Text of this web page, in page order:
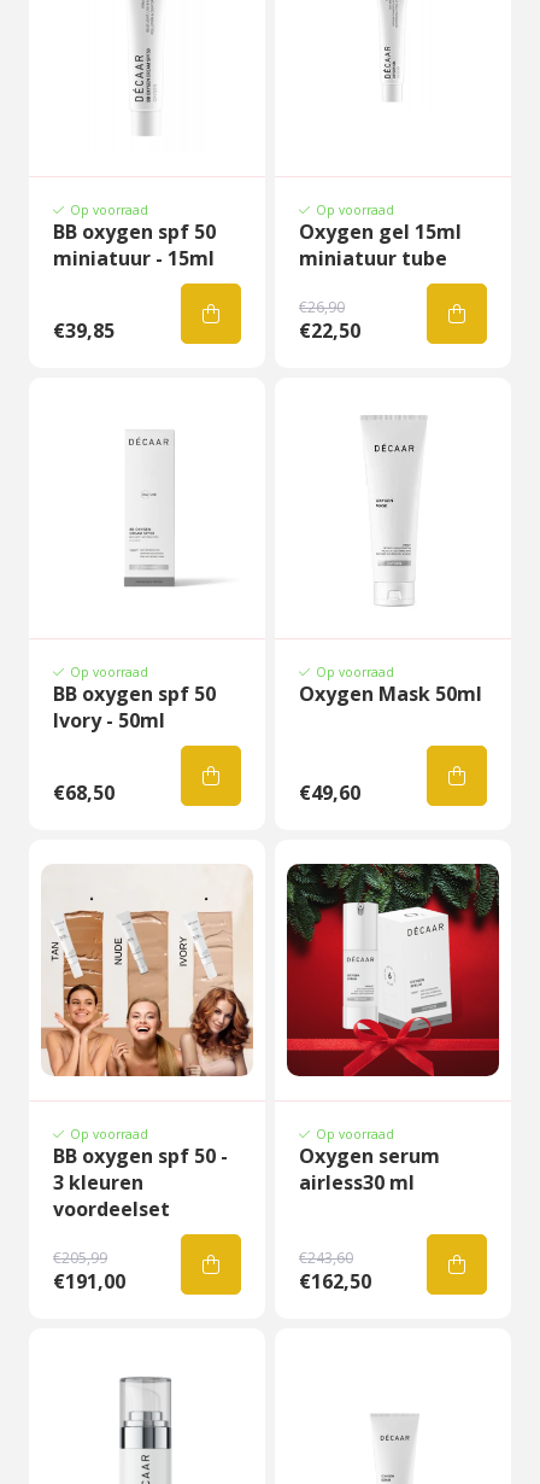
Op voorraad
BB oxygen spf 50
miniatuur - 15ml
€39,85
Op voorraad
Oxygen gel 15ml
miniatuur tube
€26,90
€22,50
Op voorraad
BB oxygen spf 50
Ivory - 50ml
€68,50
Op voorraad
Oxygen Mask 50ml
€49,60
Op voorraad
BB oxygen spf 50 -
3 kleuren
voordeelset
€205,99
€191,00
Op voorraad
Oxygen serum
airless30 ml
€243,60
€162,50